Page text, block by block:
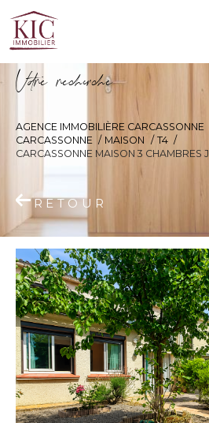
Vore recece
AGENCE IMMOBILIÈRE CARCASSONNE
CARCASSONNE
MAISON
T4
CARCASSONNE MAISON 3 CHAMBRES
RETOUR